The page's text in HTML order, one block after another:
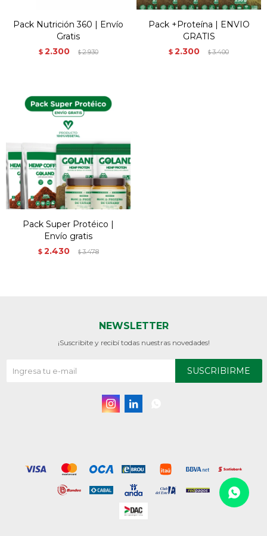
Pack Nutrición 360 | Envío
Gratis
$ 2.300 $2.930
Pack +Proteína | ENVIO
GRATIS
$ 2.300 $3.400
Pack Super Protéico |
Envío gratis
$ 2.430 $3.478
NEWSLETTER
¡Suscribite y recibí todas nuestras novedades!
SUSCRIBIRME
 